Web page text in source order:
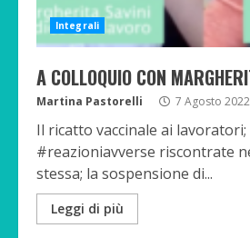
Integrali
A COLLOQUIO CON
Martina Pastorelli 7 Agosto 2022
Il ricatto vaccinale ai lavoratori;
#reazioniavverse riscontrate
stessa; la sospensione di...
Leggi di più